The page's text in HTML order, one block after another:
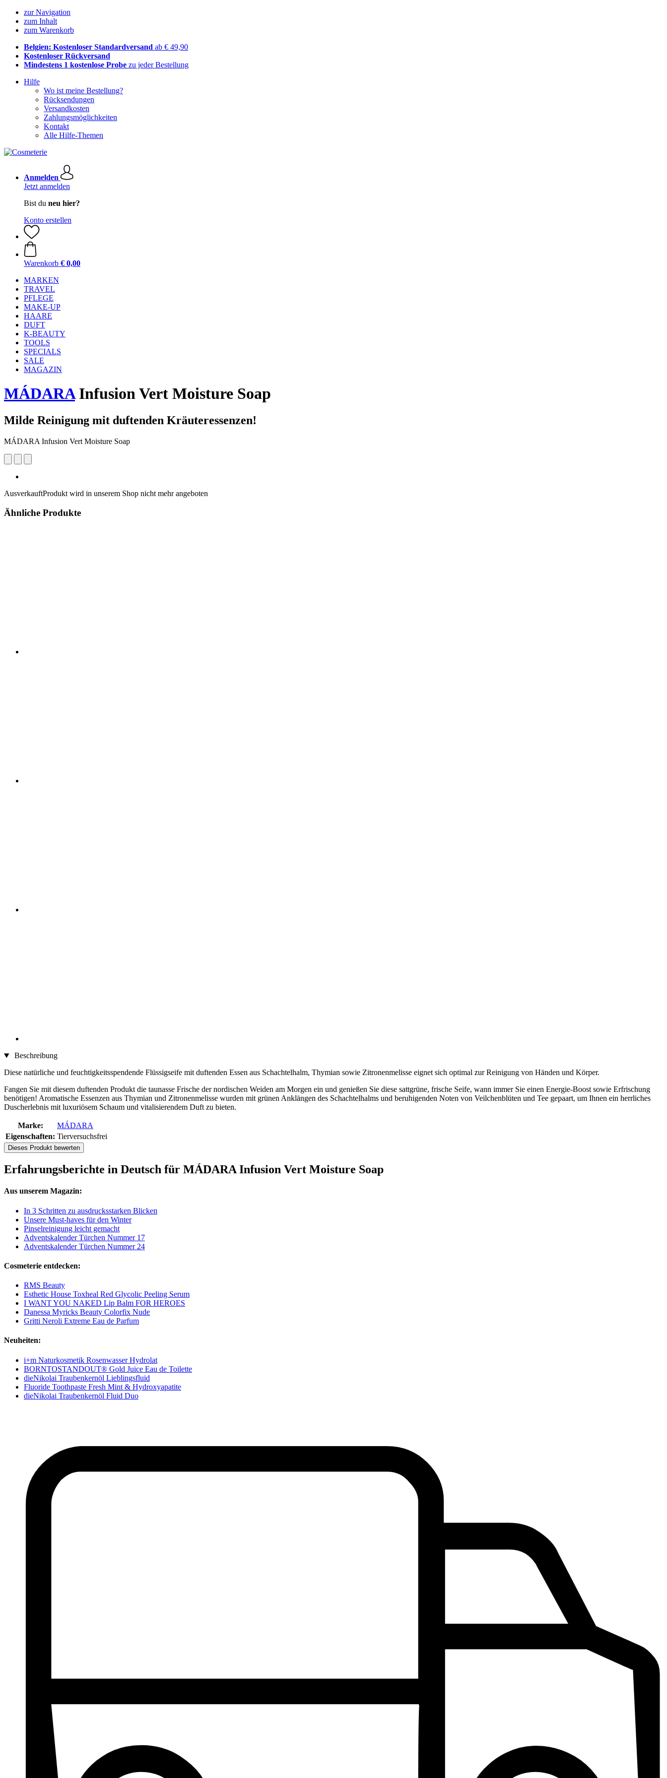
zur Navigation
zum Inhalt
zum Warenkorb
Belgien: Kostenloser Standardversand ab € 49,90
Kostenloser Rückversand
Mindestens 1 kostenlose Probe zu jeder Bestellung
Hilfe
Wo ist meine Bestellung?
Rücksendungen
Versandkosten
Zahlungsmöglichkeiten
Kontakt
Alle Hilfe-Themen
Anmelden
Jetzt anmelden
Bist du neu hier?
Konto erstellen
Warenkorb € 0,00
MARKEN
TRAVEL
PFLEGE
MAKE-UP
HAARE
DUFT
K-BEAUTY
TOOLS
SPECIALS
SALE
MAGAZIN
MÁDARAInfusion Vert Moisture Soap
Milde Reinigung mit duftenden Kräuteressenzen!
MÁDARA Infusion Vert Moisture Soap
AusverkauftProdukt wird in unserem Shop nicht mehr angeboten
Ähnliche Produkte
Beschreibung
Diese natürliche und feuchtigkeitsspendende Flüssigseife mit duftenden Essen aus Schachtelhalm, Thymian sowie Zitronenmelisse eignet sich optimal zur Reinigung von Händen und Körper.
Fangen Sie mit diesem duftenden Produkt die taunasse Frische der nordischen Weiden am Morgen ein und genießen Sie diese sattgrüne, frische Seife, wann immer Sie einen Energie-Boost sowie Erfrischung
benötigen! Aromatische Essenzen aus Thymian und Zitronenmelisse wurden mit grünen Anklängen des Schachtelhalms und beruhigenden Noten von Veilchenblüten und Tee gepaart, um Ihnen ein herrliches
Duscherlebnis mit luxuriösem Schaum und vitalisierendem Duft zu bieten.
Marke:
MÁDARA
Eigenschaften: Tierversuchsfrei
Dieses Produkt bewerten
Erfahrungsberichte in Deutsch für MÁDARA Infusion Vert Moisture Soap
Aus unserem Magazin:
In 3 Schritten zu ausdrucksstarken Blicken
Unsere Must-haves für den Winter
Pinselreinigung leicht gemacht
Adventskalender Türchen Nummer 17
Adventskalender Türchen Nummer 24
Cosmeterie entdecken:
RMS Beauty
Esthetic House Toxheal Red Glycolic Peeling Serum
I WANT YOU NAKED Lip Balm FOR HEROES
Danessa Myricks Beauty Colorfix Nude
Gritti Neroli Extreme Eau de Parfum
Neuheiten:
i+m Naturkosmetik Rosenwasser Hydrolat
BORNTOSTANDOUT® Gold Juice Eau de Toilette
dieNikolai Traubenkernöl Lieblingsfluid
Fluoride Toothpaste Fresh Mint & Hydroxyapatite
dieNikolai Traubenkernöl Fluid Duo